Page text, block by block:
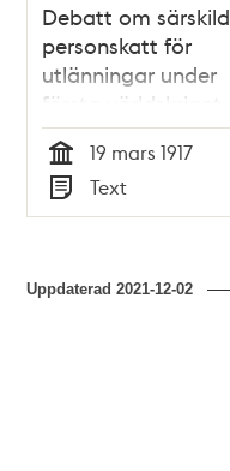
Debatt om särskild
personskatt för
utlänningar under
första världskriget -
stadsfullmäktige
1917
Tid
19 mars 1917
Typ
Text
Uppdaterad2021-12-02